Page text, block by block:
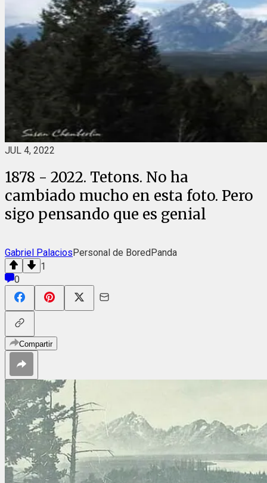
JUL 4, 2022
1878 - 2022. Tetons. No ha
cambiado mucho en esta foto. Pero
sigo pensando que es genial
Gabriel PalaciosPersonal de BoredPanda
1
0
Compartir